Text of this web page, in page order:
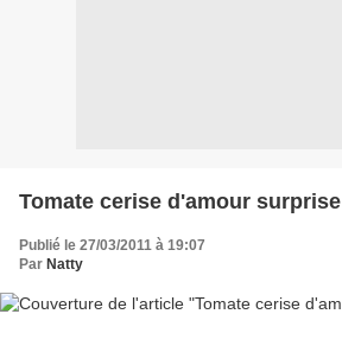
Tomate cerise d'amour surprise
Publié le 27/03/2011 à 19:07
Par Natty